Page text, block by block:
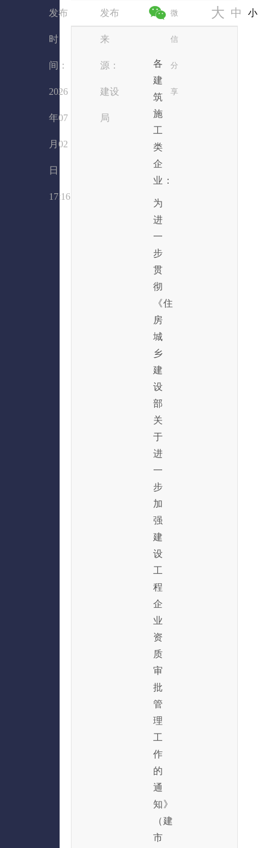
发布
时
间：
2026
年07
月02
日
17:16
发布
来
源：
建设
局
微
信
分
享
大 中 小
各
建
筑
施
工
类
企
业：
为
进
一
步
贯
彻
《住
房
城
乡
建
设
部
关
于
进
一
步
加
强
建
设
工
程
企
业
资
质
审
批
管
理
工
作
的
通
知》
（建
市